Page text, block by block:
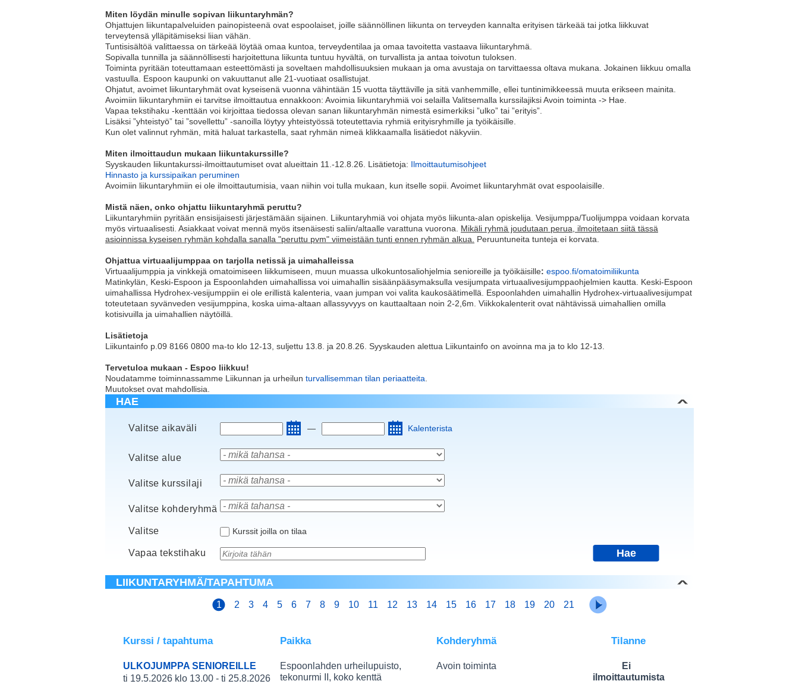
Miten löydän minulle sopivan liikuntaryhmän?
Ohjattujen liikuntapalveluiden painopisteenä ovat espoolaiset, joille säännöllinen liikunta on terveyden kannalta erityisen tärkeää tai jotka liikkuvat
terveytensä ylläpitämiseksi liian vähän.
Tuntisisältöä valittaessa on tärkeää löytää omaa kuntoa, terveydentilaa ja omaa tavoitetta vastaava liikuntaryhmä.
Sopivalla tunnilla ja säännöllisesti harjoitettuna liikunta tuntuu hyvältä, on turvallista ja antaa toivotun tuloksen.
Toiminta pyritään toteuttamaan esteettömästi ja soveltaen mahdollisuuksien mukaan ja oma avustaja on tarvittaessa oltava mukana. Jokainen liikkuu omalla
vastuulla. Espoon kaupunki on vakuuttanut alle 21-vuotiaat osallistujat.
Ohjatut, avoimet liikuntaryhmät ovat kyseisenä vuonna vähintään 15 vuotta täyttäville ja sitä vanhemmille, ellei tuntinimikkeessä muuta erikseen mainita.
Avoimiin liikuntaryhmiin ei tarvitse ilmoittautua ennakkoon: Avoimia liikuntaryhmiä voi selailla Valitsemalla kurssilajiksi Avoin toiminta -> Hae.
Vapaa tekstihaku -kenttään voi kirjoittaa tiedossa olevan sanan liikuntaryhmän nimestä esimerkiksi ”ulko” tai ”erityis”.
Lisäksi ”yhteistyö” tai ”sovellettu” -sanoilla löytyy yhteistyössä toteutettavia ryhmiä erityisryhmille ja työikäisille.
Kun olet valinnut ryhmän, mitä haluat tarkastella, saat ryhmän nimeä klikkaamalla lisätiedot näkyviin.
Miten ilmoittaudun mukaan liikuntakurssille?
Syyskauden liikuntakurssi-ilmoittautumiset ovat alueittain 11.-12.8.26. Lisätietoja: Ilmoittautumisohjeet
Hinnasto ja kurssipaikan peruminen
Avoimiin liikuntaryhmiin ei ole ilmoittautumisia, vaan niihin voi tulla mukaan, kun itselle sopii. Avoimet liikuntaryhmät ovat espoolaisille.
Mistä näen, onko ohjattu liikuntaryhmä peruttu?
Liikuntaryhmiin pyritään ensisijaisesti järjestämään sijainen. Liikuntaryhmiä voi ohjata myös liikunta-alan opiskelija. Vesijumppa/Tuolijumppa voidaan korvata
myös virtuaalisesti. Asiakkaat voivat mennä myös itsenäisesti saliin/altaalle varattuna vuorona. Mikäli ryhmä joudutaan perua, ilmoitetaan siitä tässä
asioinnissa kyseisen ryhmän kohdalla sanalla "peruttu pvm" viimeistään tunti ennen ryhmän alkua.
Peruuntuneita tunteja ei korvata.
Ohjattua virtuaalijumppaa on tarjolla netissä ja uimahalleissa
Virtuaalijumppia ja vinkkejä omatoimiseen liikkumiseen, muun muassa ulkokuntosaliohjelmia senioreille ja työikäisille: espoo.fi/omatoimiliikunta
Matinkylän, Keski-Espoon ja Espoonlahden uimahallissa voi uimahallin sisäänpääsymaksulla vesijumpata virtuaalivesijumppaohjelmien kautta. Keski-Espoon
uimahallissa Hydrohex-vesijumppiin ei ole erillistä kalenteria, vaan jumpan voi valita kaukosäätimellä. Espoonlahden uimahallin Hydrohex-virtuaalivesijumpat
toteutetaan syvänveden vesijumppina, koska uima-altaan allassyvyys on kauttaaltaan noin 2-2,6m. Viikkokalenterit ovat nähtävissä uimahallien omilla
kotisivuilla ja uimahallien näytöillä.
Lisätietoja
Liikuntainfo p.09 8166 0800 ma-to klo 12-13, suljettu 13.8. ja 20.8.26. Syyskauden alettua Liikuntainfo on avoinna ma ja to klo 12-13.
Tervetuloa mukaan - Espoo liikkuu!
Noudatamme toiminnassamme Liikunnan ja urheilun turvallisemman tilan periaatteita
Muutokset ovat mahdollisia.
HAE
Valitse aikaväli — Kalenterista
Valitse alue
Valitse kurssilaji
Valitse kohderyhmä
Valitse Kurssit joilla on tilaa
Vapaa tekstihaku
LIIKUNTARYHMÄ/TAPAHTUMA
1 2 3 4 5 6 7 8 9 10 11 12 13 14 15 16 17 18 19 20 21
Kurssi / tapahtuma Paikka Kohderyhmä Tilanne
ULKOJUMPPA SENIOREILLE
ti 19.5.2026 klo 13.00 - ti 25.8.2026
Espoonlahden urheilupuisto,
tekonurmi II, koko kenttä
Avoin toiminta
Ei
ilmoittautumista